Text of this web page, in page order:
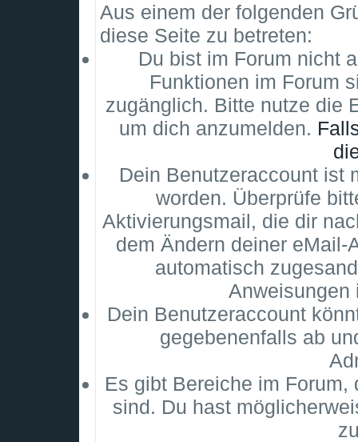
Aus einem der folgenden
diese Seite zu betreten:
Du bist im Forum nicht
Funktionen im Forum
zugänglich. Bitte nutze die
um dich anzumelden.
Dein Benutzeraccount ist
worden. Überprüfe
Aktivierungsmail, die dir
dem Ändern deiner eMail-
automatisch
Anweisungen
Dein Benutzeraccount
gegebenenfalls ab
Es gibt Bereiche im
sind. Du hast